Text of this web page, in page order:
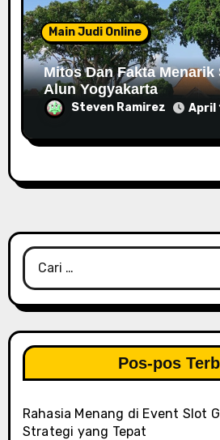
Main Judi Online
Mitos Dan Fakta Menarik
Alun Yogyakarta
Steven Ramirez April
Cari
untuk:
Pos-pos
Rahasia Menang di Event Slot
Strategi yang Tepat